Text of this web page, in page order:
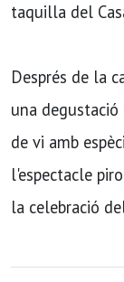
taquilla del
Després de la
una
de vi amb
l'espectacle
la celebració